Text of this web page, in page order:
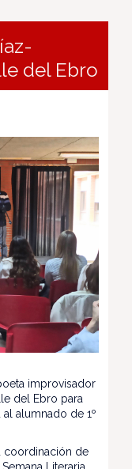
del Ebro
improvisador
del Ebro para
alumnado de 1º
coordinación de